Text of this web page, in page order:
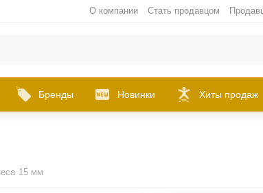
О компании Стать продавцом
Бренды Новинки Хиты продаж
15 мм